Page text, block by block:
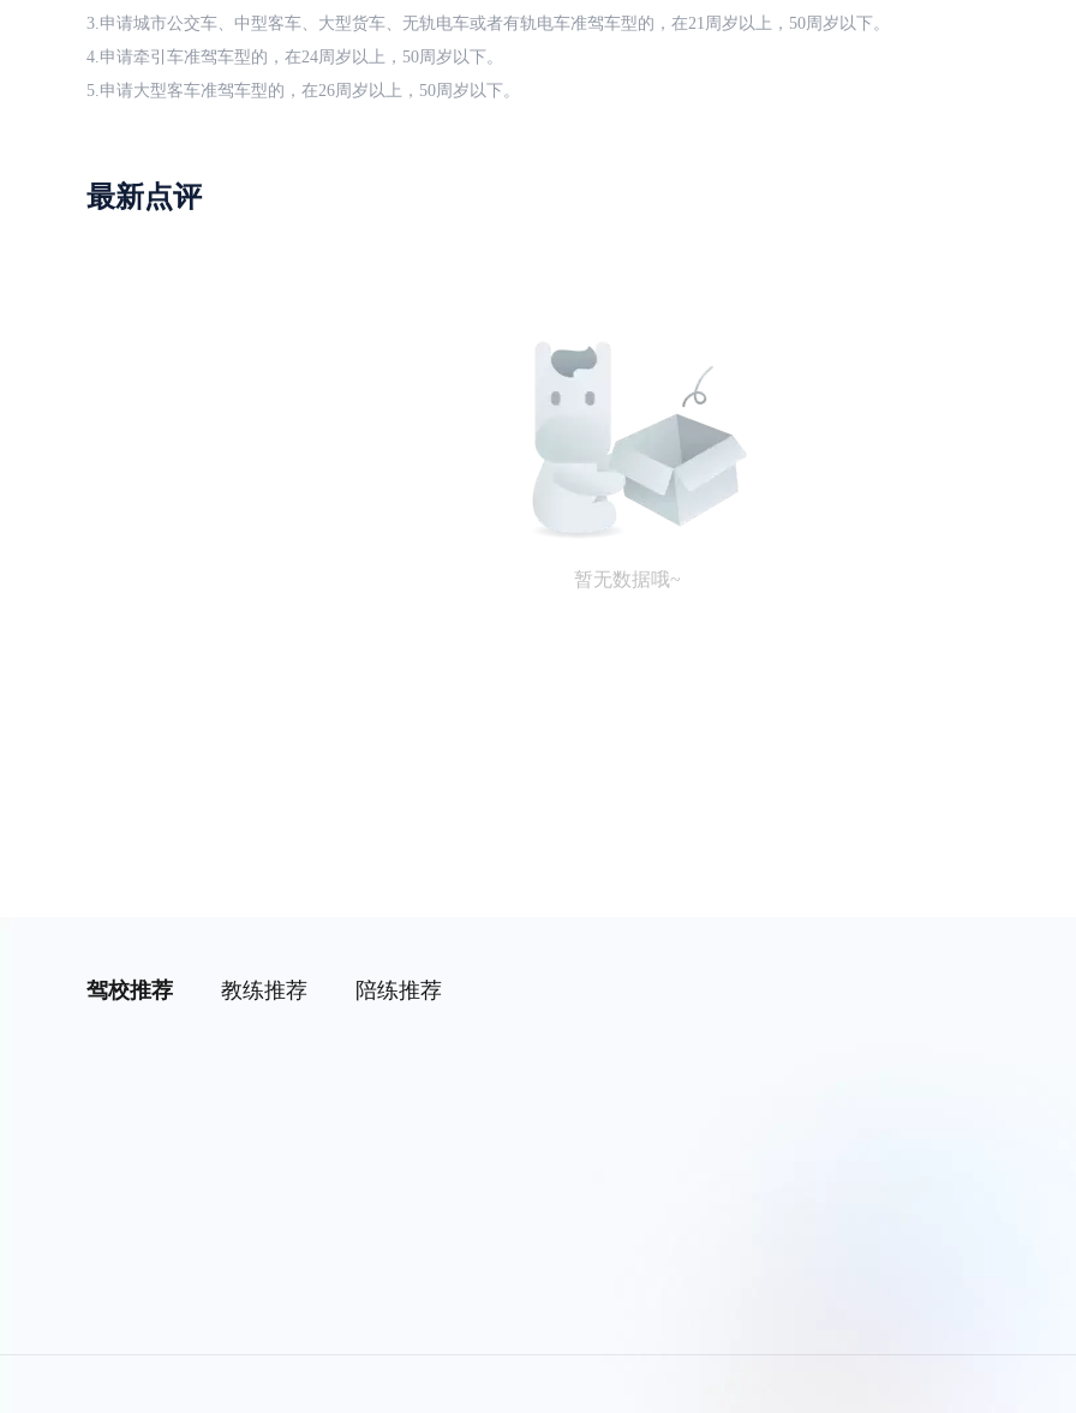
3.申请城市公交车、中型客车、大型货车、无轨电车或者有轨电车准驾车型的，在21周岁以上，50周岁以下。
4.申请牵引车准驾车型的，在24周岁以上，50周岁以下。
5.申请大型客车准驾车型的，在26周岁以上，50周岁以下。
最新点评
暂无数据哦~
驾校推荐 教练推荐 陪练推荐